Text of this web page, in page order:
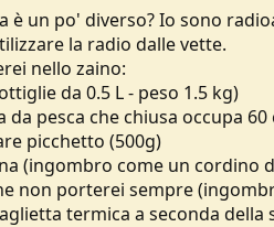
è un po' diverso? Io sono
la radio dalle vette.
nello zaino:
da 0.5 L - peso 1.5 kg)
pesca che chiusa occupa 60
picchetto (500g)
(ingombro come un cordino
non porterei sempre
termica a seconda della